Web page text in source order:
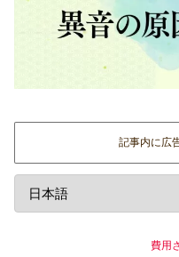
記事内に広
費用